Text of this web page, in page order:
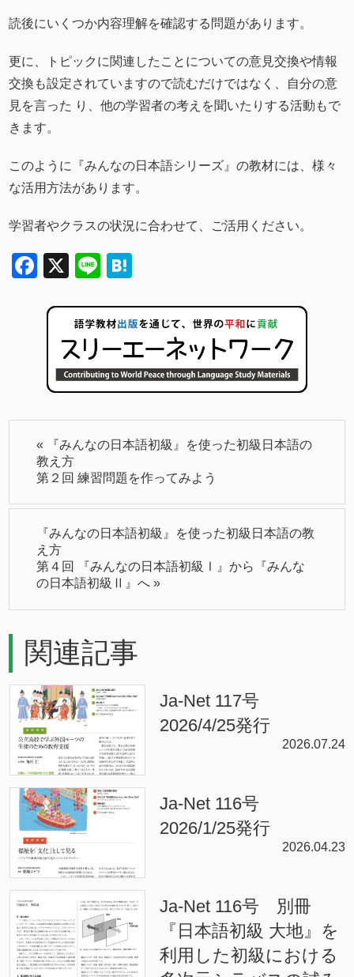
読後にいくつか内容理解を確認する問題があります。
更に、トピックに関連したことについての意見交換や情報
交換も設定されていますので読むだけではなく、自分の意
見を言った り、他の学習者の考えを聞いたりする活動もで
きます。
このように『みんなの日本語シリーズ』の教材には、様々
な活用方法があります。
学習者やクラスの状況に合わせて、ご活用ください。
Facebook
X Line
«
『みんなの日本語初級』を使った初級日本語の
教え方
第２回 練習問題を作ってみよう
『みんなの日本語初級』を使った初級日本語の教
え方
第４回 『みんなの日本語初級Ⅰ』から『みんな
の日本語初級Ⅱ』へ »
関連記事
Ja-Net 117号
2026/4/25発行
2026.07.24
Ja-Net 116号
2026/1/25発行
2026.04.23
Ja-Net 116号 別冊
『日本語初級 大地』を
利用した初級における